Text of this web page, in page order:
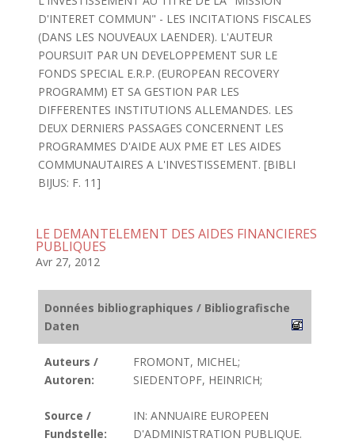
D'INTERET COMMUN" - LES INCITATIONS FISCALES
(DANS LES NOUVEAUX LAENDER). L'AUTEUR
POURSUIT PAR UN DEVELOPPEMENT SUR LE
FONDS SPECIAL E.R.P. (EUROPEAN RECOVERY
PROGRAMM) ET SA GESTION PAR LES
DIFFERENTES INSTITUTIONS ALLEMANDES. LES
DEUX DERNIERS PASSAGES CONCERNENT LES
PROGRAMMES D'AIDE AUX PME ET LES AIDES
COMMUNAUTAIRES A L'INVESTISSEMENT. [BIBLI
BIJUS: F. 11]
LE DEMANTELEMENT DES AIDES FINANCIERES
PUBLIQUES
Avr 27, 2012
Données bibliographiques / Bibliografische
Daten
Auteurs /
Autoren:
FROMONT, MICHEL;
SIEDENTOPF, HEINRICH;
Source /
Fundstelle:
IN: ANNUAIRE EUROPEEN
D'ADMINISTRATION PUBLIQUE.